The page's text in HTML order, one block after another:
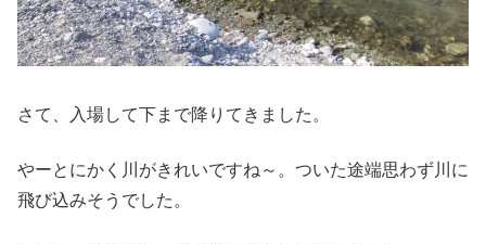
さて、入場して下まで降りてきました。
やーとにかく川がきれいですね～。ついた途端思わず川に
飛び込みそうでした。